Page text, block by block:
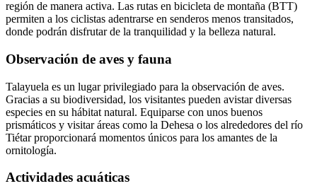
región de manera activa. Las rutas en bicicleta de montaña (BTT)
permiten a los ciclistas adentrarse en senderos menos transitados,
donde podrán disfrutar de la tranquilidad y la belleza natural.
Observación de aves y fauna
Talayuela es un lugar privilegiado para la observación de aves.
Gracias a su biodiversidad, los visitantes pueden avistar diversas
especies en su hábitat natural. Equiparse con unos buenos
prismáticos y visitar áreas como la Dehesa o los alrededores del río
Tiétar proporcionará momentos únicos para los amantes de la
ornitología.
Actividades acuáticas